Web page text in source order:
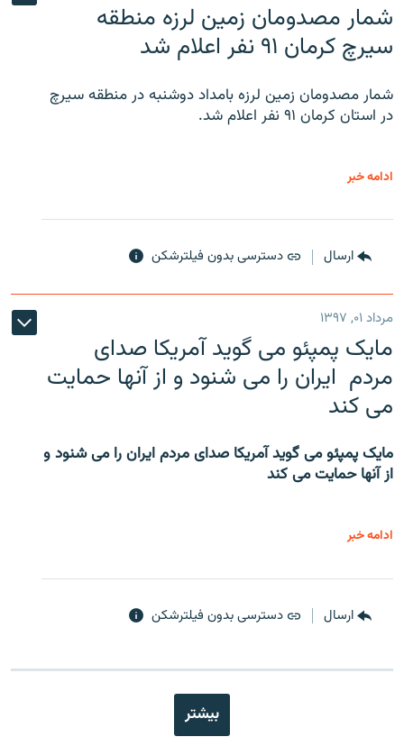
شمار مصدومان زمین لرزه منطقه
سیرچ کرمان ۹۱ نفر اعلام شد
شمار مصدومان زمین لرزه بامداد دوشنبه در منطقه سیرچ
در استان کرمان ۹۱ نفر اعلام شد.
ادامه خبر
ارسال دسترسی بدون فیلترشکن
مرداد ۰۱, ۱۳۹۷
مایک پمپئو می گوید آمریکا صدای
مردم ایران را می شنود و از آنها حمایت
می کند
مایک پمپئو می گوید آمریکا صدای مردم ایران را می شنود و
از آنها حمایت می کند
ادامه خبر
ارسال دسترسی بدون فیلترشکن
بیشتر